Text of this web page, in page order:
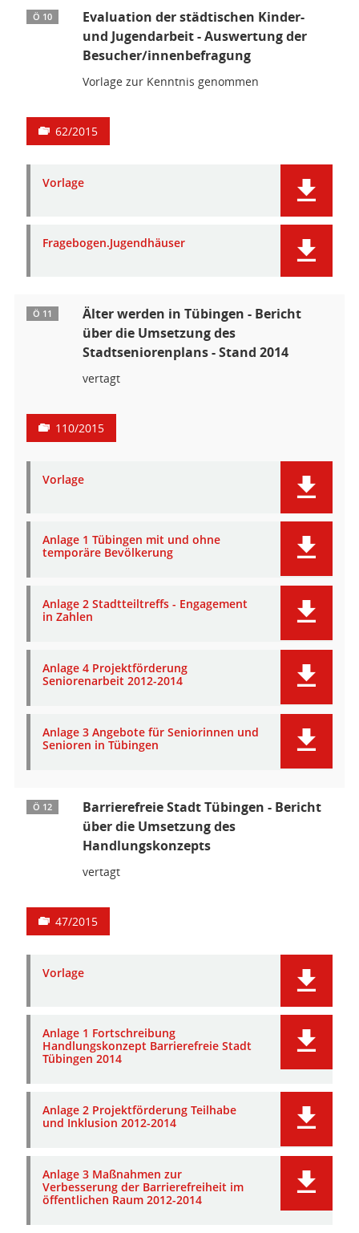
Ö 10
Evaluation der städtischen Kinder-
und Jugendarbeit - Auswertung der
Besucher/innenbefragung
Vorlage zur Kenntnis genommen
62/2015
Vorlage
Fragebogen.Jugendhäuser
Ö 11
Älter werden in Tübingen - Bericht
über die Umsetzung des
Stadtseniorenplans - Stand 2014
vertagt
110/2015
Vorlage
Anlage 1 Tübingen mit und ohne
temporäre Bevölkerung
Anlage 2 Stadtteiltreffs - Engagement
in Zahlen
Anlage 4 Projektförderung
Seniorenarbeit 2012-2014
Anlage 3 Angebote für Seniorinnen und
Senioren in Tübingen
Ö 12
Barrierefreie Stadt Tübingen - Bericht
über die Umsetzung des
Handlungskonzepts
vertagt
47/2015
Vorlage
Anlage 1 Fortschreibung
Handlungskonzept Barrierefreie Stadt
Tübingen 2014
Anlage 2 Projektförderung Teilhabe
und Inklusion 2012-2014
Anlage 3 Maßnahmen zur
Verbesserung der Barrierefreiheit im
öffentlichen Raum 2012-2014